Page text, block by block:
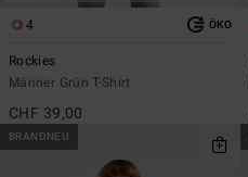
4 ÖKO
Rockies
Männer Grün T-Shirt
CHF 39,00
BRANDNEU